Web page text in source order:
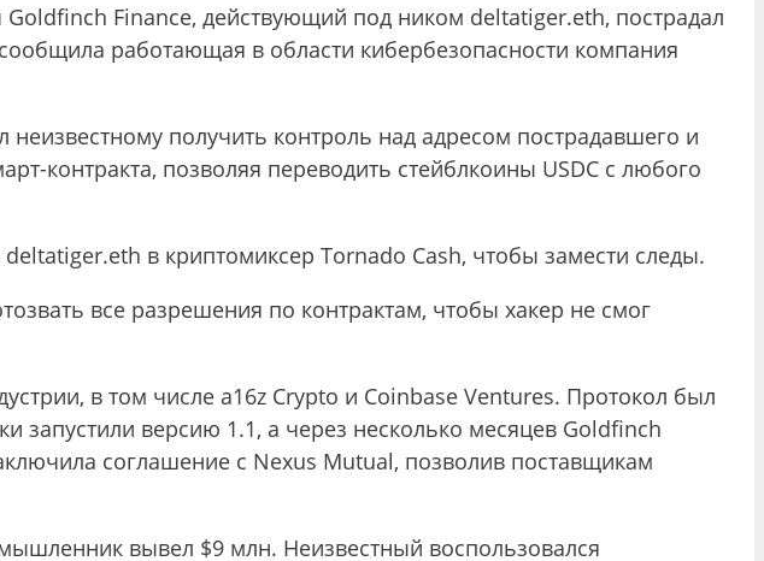
Finance, действующий под ником deltatiger.eth, пострадал
работающая в области кибербезопасности компания
получить контроль над адресом пострадавшего и
контракта, позволяя переводить стейблкоины USDC с любого
в криптомиксер Tornado Cash, чтобы замести следы.
все разрешения по контрактам, чтобы хакер не смог
в том числе a16z Crypto и Coinbase Ventures. Протокол был
запустили версию 1.1, а через несколько месяцев Goldfinch
соглашение с Nexus Mutual, позволив поставщикам
вывел $9 млн. Неизвестный воспользовался